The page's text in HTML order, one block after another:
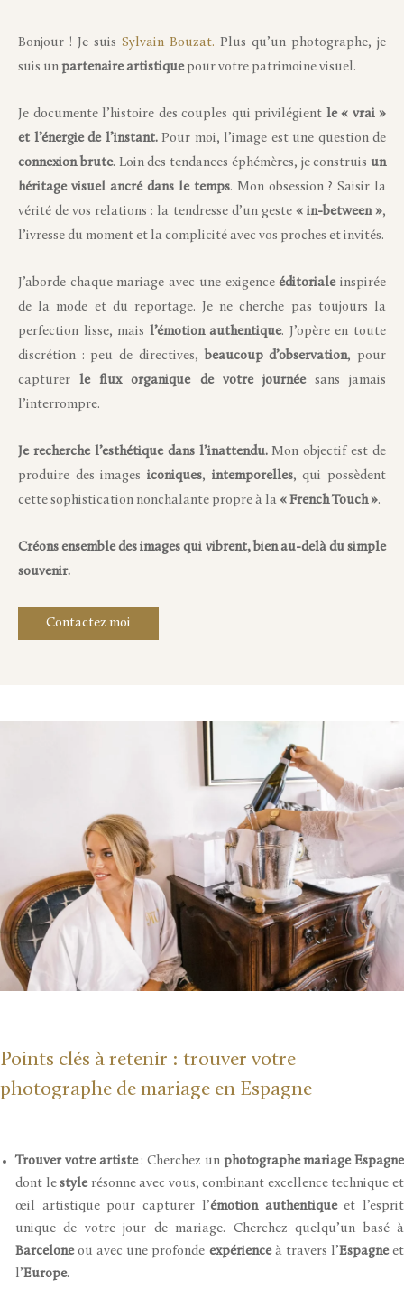
Bonjour ! Je suis Sylvain Bouzat. Plus qu’un photographe, je
suis un partenaire artistiquepour votre patrimoine visuel.
Je documente l’histoire des couples qui privilégient le « vrai »
et l’énergie de l’instant.Pour moi, l’image est une question de
connexion brute. Loin des tendances éphémères, je construis un
héritage visuel ancré dans le temps. Mon obsession ? Saisir la
vérité de vos relations : la tendresse d’un geste « in-between »,
l’ivresse du moment et la complicité avec vos proches et invités.
J’aborde chaque mariage avec une exigenceéditorialeinspirée
de la mode et du reportage. Je ne cherche pas toujours la
perfection lisse, mais l’émotion authentique. J’opère en toute
discrétion : peu de directives, beaucoup d’observation, pour
capturerle flux organique de votre journéesans jamais
l’interrompre.
Je recherche l’esthétique dans l’inattendu.Mon objectif est de
produire des images iconiques, intemporelles, qui possèdent
cette sophistication nonchalante propre à la « French Touch ».
Créons ensemble des images qui vibrent, bien au-delà du simple
souvenir.
Contactez moi
Points clés à retenir : trouver votre
photographe de mariage en Espagne
Trouver votre artiste: Cherchez un photographe mariage Espagne
dont lestylerésonne avec vous, combinant excellence technique et
œil artistique pour capturer l’émotion authentiqueet l’esprit
unique de votre jour de mariage. Cherchez quelqu’un basé à
Barceloneou avec une profonde expérienceà travers l’Espagneet
l’Europe.